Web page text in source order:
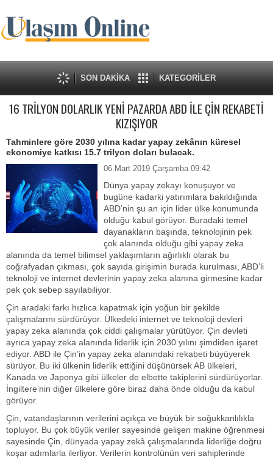
SON DAKİKA KATEGORİLER
16 TRİLYON DOLARLIK YENİ PAZARDA ABD İLE ÇİN REKABETİ
KIZIŞIYOR
Tahminlere göre 2030 yılına kadar yapay zekânın küresel
ekonomiye katkısı 15.7 trilyon doları bulacak.
06 Mart 2019 Çarşamba 09:42
Dünya yapay zekayı konuşuyor ve
bugüne kadarki yatırımlara bakıldığında
ABD’nin şu an için lider ülke konumunda
olduğu kabul görüyor. Buradaki temel
dayanakların başında, teknolojinin pek
çok alanında olduğu gibi yapay zeka
alanında da temel bilimsel yaklaşımların ağırlıklı olarak bu
coğrafyadan çıkması, çok sayıda girişimin burada kurulması, ABD’li
teknoloji ve internet devlerinin yapay zeka alanına girmesine kadar
pek çok sebep sayılabiliyor.
Çin aradaki farkı hızlıca kapatmak için yoğun bir şekilde
çalışmalarını sürdürüyor. Ülkedeki internet ve teknoloji devleri
yapay zeka alanında çok ciddi çalışmalar yürütüyor. Çin devleti
ayrıca yapay zeka alanında liderlik için 2030 yılını şimdiden işaret
ediyor. ABD ile Çin’in yapay zeka alanındaki rekabeti büyüyerek
sürüyor. Bu iki ülkenin liderlik ettiğini düşünürsek AB ülkeleri,
Kanada ve Japonya gibi ülkeler de elbette takiplerini sürdürüyorlar.
İngiltere’nin diğer ülkelere göre biraz daha önde olduğu da kabul
görüyor.
Çin, vatandaşlarının verilerini açıkça ve büyük bir soğukkanlılıkla
topluyor. Bu çok büyük veriler sayesinde gelişen makine öğrenmesi
sayesinde Çin, dünyada yapay zekâ çalışmalarında liderliğe doğru
koşar adımlarla ilerliyor. Verilerin kontrolünün veri sahiplerinde